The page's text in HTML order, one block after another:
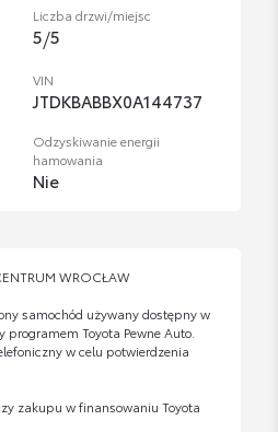
Liczba drzwi/miejsc
5/5
VIN
JTDKBABBX0A144737
Odzyskiwanie energii
hamowania
Nie
WROCŁAW
samochód używany dostępny w
Toyota Pewne Auto.
w celu potwierdzenia
zakupu w finansowaniu Toyota